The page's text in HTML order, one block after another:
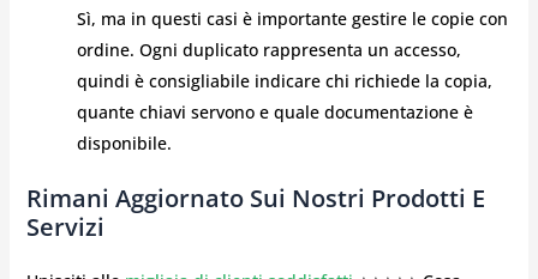
Sì, ma in questi casi è importante gestire le copie con
ordine. Ogni duplicato rappresenta un accesso,
quindi è consigliabile indicare chi richiede la copia,
quante chiavi servono e quale documentazione è
disponibile.
Rimani Aggiornato Sui Nostri Prodotti E
Servizi